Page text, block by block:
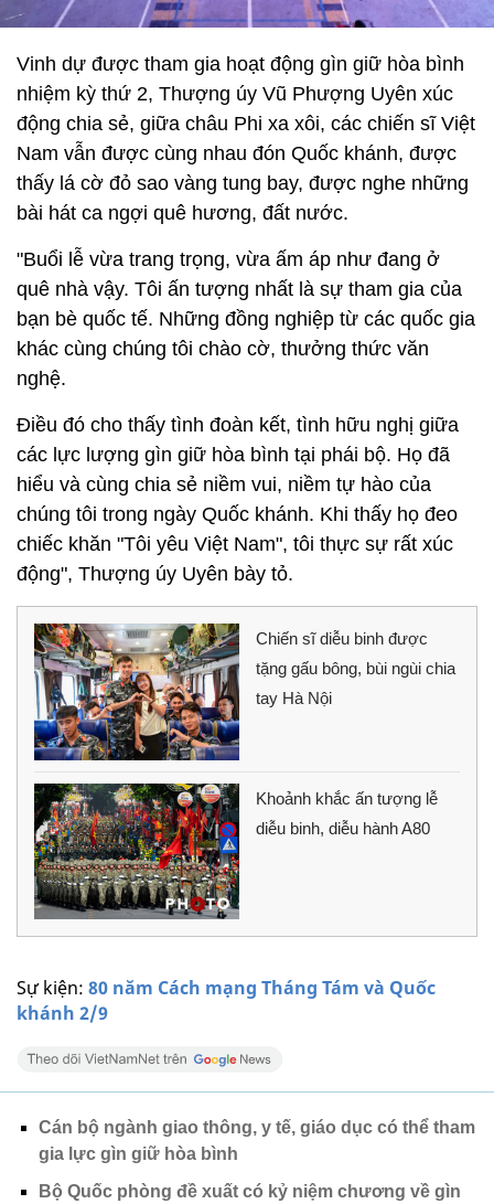
Sự kiện: 80 năm Cách mạng Tháng Tám và Quốc
khánh 2/9
Vinh dự được tham gia hoạt động gìn giữ hòa bình
nhiệm kỳ thứ 2, Thượng úy Vũ Phượng Uyên xúc
động chia sẻ, giữa châu Phi xa xôi, các chiến sĩ Việt
Nam vẫn được cùng nhau đón Quốc khánh, được
thấy lá cờ đỏ sao vàng tung bay, được nghe những
bài hát ca ngợi quê hương, đất nước.
"Buổi lễ vừa trang trọng, vừa ấm áp như đang ở
quê nhà vậy. Tôi ấn tượng nhất là sự tham gia của
bạn bè quốc tế. Những đồng nghiệp từ các quốc gia
khác cùng chúng tôi chào cờ, thưởng thức văn
nghệ.
Điều đó cho thấy tình đoàn kết, tình hữu nghị giữa
các lực lượng gìn giữ hòa bình tại phái bộ. Họ đã
hiểu và cùng chia sẻ niềm vui, niềm tự hào của
chúng tôi trong ngày Quốc khánh. Khi thấy họ đeo
chiếc khăn "Tôi yêu Việt Nam", tôi thực sự rất xúc
động", Thượng úy Uyên bày tỏ.
Chiến sĩ diễu binh được
tặng gấu bông, bùi ngùi chia
tay Hà Nội
Khoảnh khắc ấn tượng lễ
diễu binh, diễu hành A80
Cán bộ ngành giao thông, y tế, giáo dục có thể tham
gia lực gìn giữ hòa bình
Bộ Quốc phòng đề xuất có kỷ niệm chương về gìn